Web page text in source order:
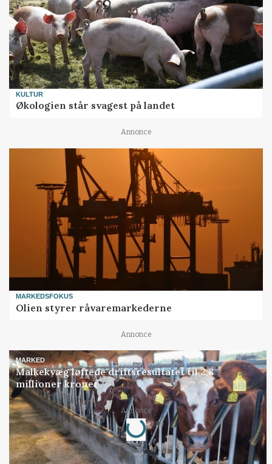
KULTUR
Økologien står svagest på landet
Annonce
MARKEDSFOKUS
Olien styrer råvaremarkederne
Annonce
MARKED
Malkekvæg løftede driftsresultatet til 2,8
millioner kroner
Annonce
Loading...